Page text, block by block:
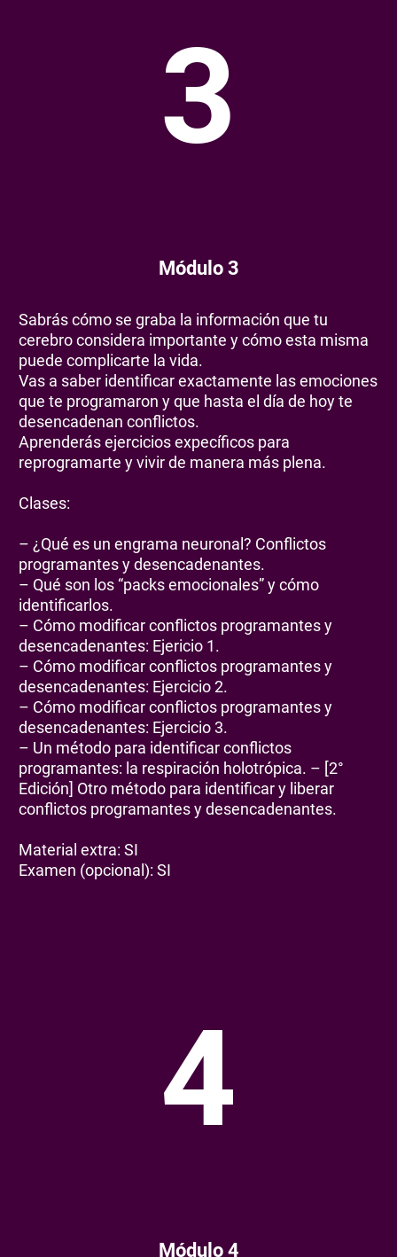
3
Módulo 3
Sabrás cómo se graba la información que tu
cerebro considera importante y cómo esta misma
puede complicarte la vida.
Vas a saber identificar exactamente las emociones
que te programaron y que hasta el día de hoy te
desencadenan conflictos.
Aprenderás ejercicios expecíficos para
reprogramarte y vivir de manera más plena.
Clases:
– ¿Qué es un engrama neuronal? Conflictos
programantes y desencadenantes.
– Qué son los “packs emocionales” y cómo
identificarlos.
– Cómo modificar conflictos programantes y
desencadenantes: Ejericio 1.
– Cómo modificar conflictos programantes y
desencadenantes: Ejercicio 2.
– Cómo modificar conflictos programantes y
desencadenantes: Ejercicio 3.
– Un método para identificar conflictos
programantes: la respiración holotrópica. – [2°
Edición] Otro método para identificar y liberar
conflictos programantes y desencadenantes.
Material extra: SI
Examen (opcional): SI
4
Módulo 4